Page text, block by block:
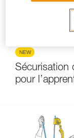
NEW
Sécurisation
pour